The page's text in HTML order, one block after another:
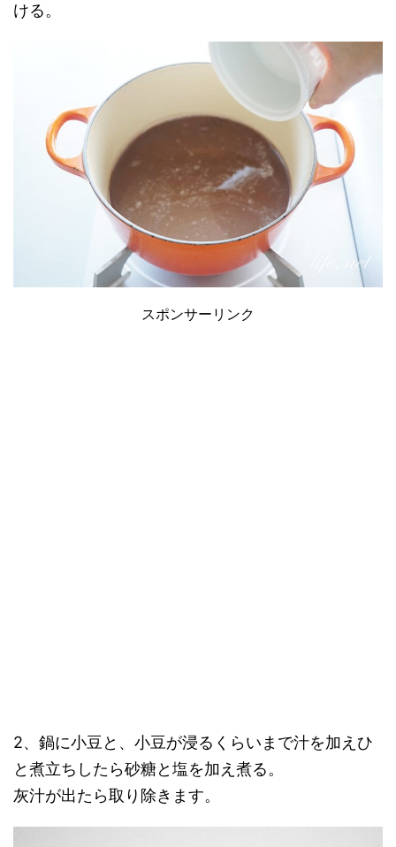
ける。
スポンサーリンク
2、鍋に小豆と、小豆が浸るくらいまで汁を加えひ
と煮立ちしたら砂糖と塩を加え煮る。
灰汁が出たら取り除きます。